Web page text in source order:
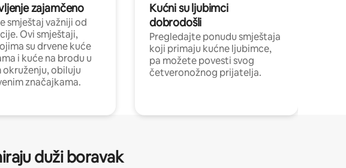
zajamčeno
smještaj važniji od
Ovi smještaji,
su drvene kuće
i kuće na brodu u
okruženju, obiluju
značajkama.
Kućni su ljubimci
dobrodošli
Pregledajte ponudu smještaja
koji primaju kućne ljubimce,
pa možete povesti svog
četveronožnog prijatelja.
duži boravak